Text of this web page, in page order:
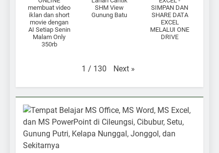
membuat video
iklan dan short
movie dengan
AI Setiap Senin
Malam Only
350rb
SHM View
Gunung Batu
SIMPAN DAN
SHARE DATA
EXCEL
MELALUI ONE
DRIVE
1 / 130 Next »